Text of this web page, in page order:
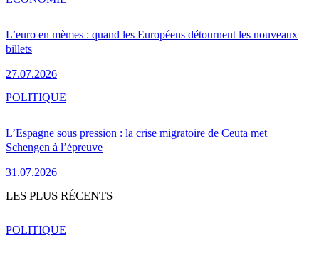
L’euro en mèmes : quand les Européens détournent les nouveaux
billets
27.07.2026
L’Espagne sous pression : la crise migratoire de Ceuta met
Schengen à l’épreuve
31.07.2026
POLITIQUE
LES PLUS RÉCENTS
POLITIQUE